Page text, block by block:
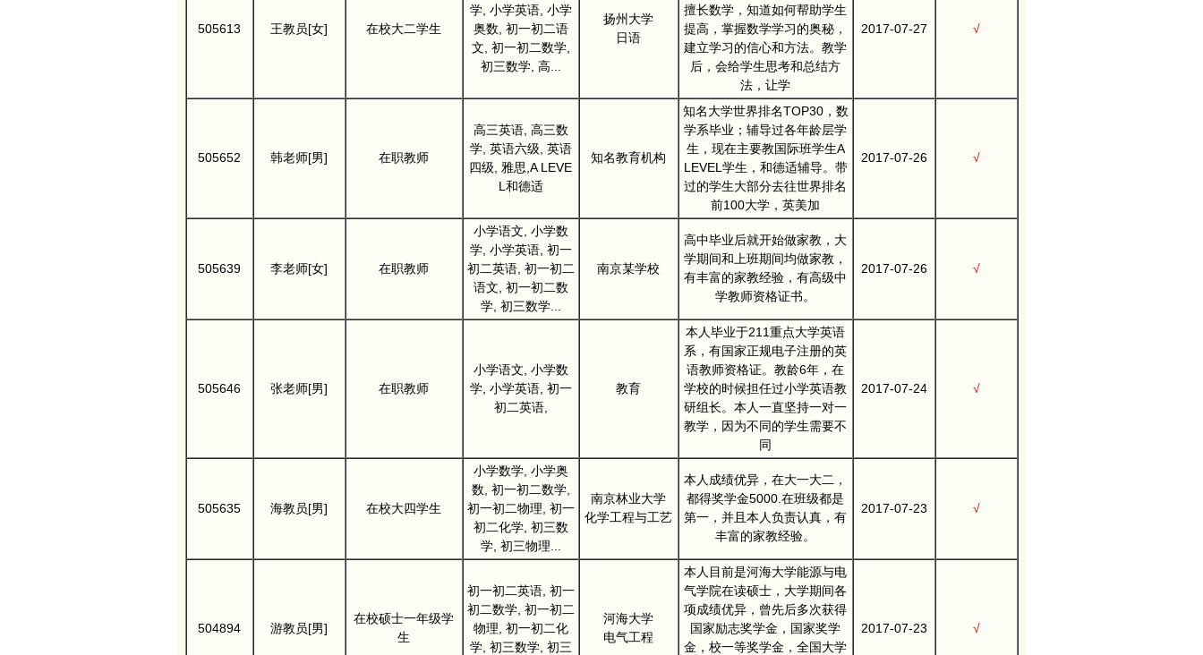
505613 王教员[女] 在校大二学生
学, 小学英语, 小学
奥数, 初一初二语
文, 初一初二数学,
初三数学, 高...
扬州大学
日语
擅长数学，知道如何帮助学生
提高，掌握数学学习的奥秘，
建立学习的信心和方法。教学
后，会给学生思考和总结方
法，让学
2017-07-27 √
505652 韩老师[男] 在职教师
高三英语, 高三数
学, 英语六级, 英语
四级, 雅思,A LEVE
L和德适
知名教育机构
知名大学世界排名TOP30，数
学系毕业；辅导过各年龄层学
生，现在主要教国际班学生A
LEVEL学生，和德适辅导。带
过的学生大部分去往世界排名
前100大学，英美加
2017-07-26 √
505639 李老师[女] 在职教师
小学语文, 小学数
学, 小学英语, 初一
初二英语, 初一初二
语文, 初一初二数
学, 初三数学...
南京某学校
高中毕业后就开始做家教，大
学期间和上班期间均做家教，
有丰富的家教经验，有高级中
学教师资格证书。
2017-07-26 √
505646 张老师[男] 在职教师
小学语文, 小学数
学, 小学英语, 初一
初二英语,
教育
本人毕业于211重点大学英语
系，有国家正规电子注册的英
语教师资格证。教龄6年，在
学校的时候担任过小学英语教
研组长。本人一直坚持一对一
教学，因为不同的学生需要不
同
2017-07-24 √
505635 海教员[男] 在校大四学生
小学数学, 小学奥
数, 初一初二数学,
初一初二物理, 初一
初二化学, 初三数
学, 初三物理...
南京林业大学
化学工程与工艺
本人成绩优异，在大一大二，
都得奖学金5000.在班级都是
第一，并且本人负责认真，有
丰富的家教经验。
2017-07-23 √
504894 游教员[男]
在校硕士一年级学
生
初一初二英语, 初一
初二数学, 初一初二
物理, 初一初二化
学, 初三数学, 初三
河海大学
电气工程
本人目前是河海大学能源与电
气学院在读硕士，大学期间各
项成绩优异，曾先后多次获得
国家励志奖学金，国家奖学
金，校一等奖学金，全国大学
2017-07-23 √